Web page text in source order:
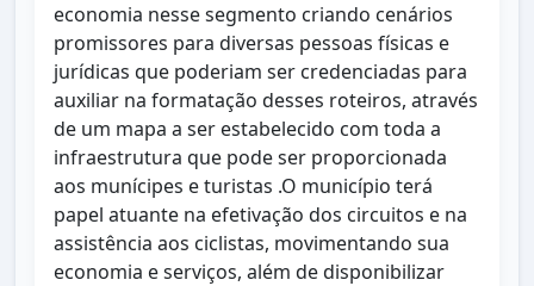
economia nesse segmento criando cenários
promissores para diversas pessoas físicas e
jurídicas que poderiam ser credenciadas para
auxiliar na formatação desses roteiros, através
de um mapa a ser estabelecido com toda a
infraestrutura que pode ser proporcionada
aos munícipes e turistas .O município terá
papel atuante na efetivação dos circuitos e na
assistência aos ciclistas, movimentando sua
economia e serviços, além de disponibilizar